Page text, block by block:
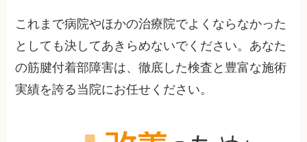
これまで病院やほかの治療院でよくならなかった
としても決してあきらめないでください。あなた
の筋腱付着部障害は、徹底した検査と豊富な施術
実績を誇る当院にお任せください。